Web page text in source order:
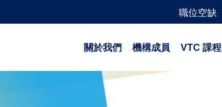
職位空缺
關於我們 機構成員 VTC 課程